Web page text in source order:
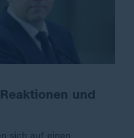
und
sich auf einen